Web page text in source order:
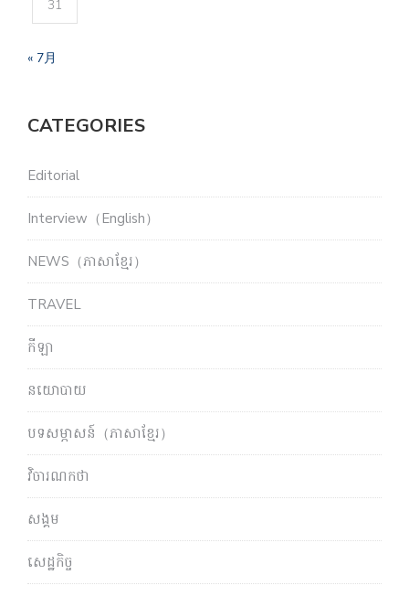
31
« 7月
CATEGORIES
Editorial
Interview（English）
NEWS（ភាសាខ្មែរ）
TRAVEL
កីឡា
នយោបាយ
បទសម្ភាសន៍（ភាសាខ្មែរ）
វិចារណកថា
សង្គម
សេដ្ឋកិច្ច